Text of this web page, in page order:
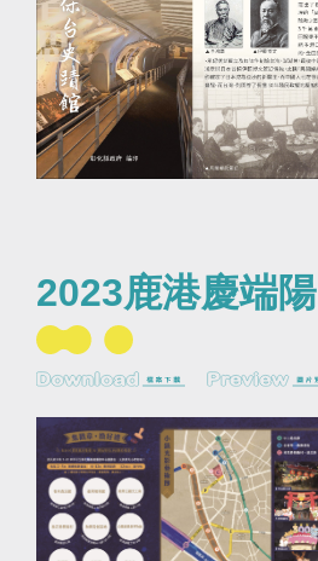
2023鹿港慶端陽